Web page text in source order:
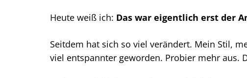
Heute weiß ich: Das war eigentlich erst der
Seitdem hat sich so viel verändert. Mein Stil,
viel entspannter geworden. Probier mehr aus.